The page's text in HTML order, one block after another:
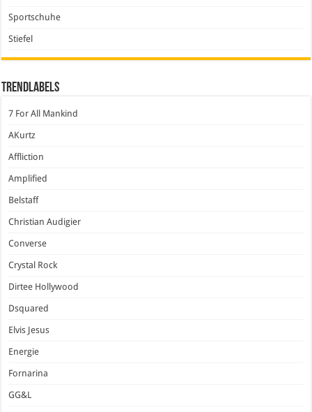
Sportschuhe
Stiefel
Trendlabels
7 For All Mankind
AKurtz
Affliction
Amplified
Belstaff
Christian Audigier
Converse
Crystal Rock
Dirtee Hollywood
Dsquared
Elvis Jesus
Energie
Fornarina
GG&L